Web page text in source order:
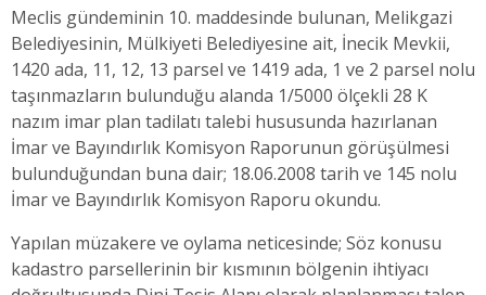
Meclis gündeminin 10. maddesinde bulunan, Melikgazi
Belediyesinin, Mülkiyeti Belediyesine ait, İnecik Mevkii,
1420 ada, 11, 12, 13 parsel ve 1419 ada, 1 ve 2 parsel nolu
taşınmazların bulunduğu alanda 1/5000 ölçekli 28 K
nazım imar plan tadilatı talebi hususunda hazırlanan
İmar ve Bayındırlık Komisyon Raporunun görüşülmesi
bulunduğundan buna dair; 18.06.2008 tarih ve 145 nolu
İmar ve Bayındırlık Komisyon Raporu okundu.
Yapılan müzakere ve oylama neticesinde; Söz konusu
kadastro parsellerinin bir kısmının bölgenin ihtiyacı